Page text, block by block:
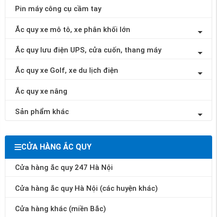
Pin máy công cụ cầm tay
Ắc quy xe mô tô, xe phân khối lớn
Ắc quy lưu điện UPS, cửa cuốn, thang máy
Ắc quy xe Golf, xe du lịch điện
Ắc quy xe nâng
Sản phẩm khác
CỬA HÀNG ẮC QUY
Cửa hàng ắc quy 247 Hà Nội
Cửa hàng ắc quy Hà Nội (các huyện khác)
Cửa hàng khác (miền Bắc)